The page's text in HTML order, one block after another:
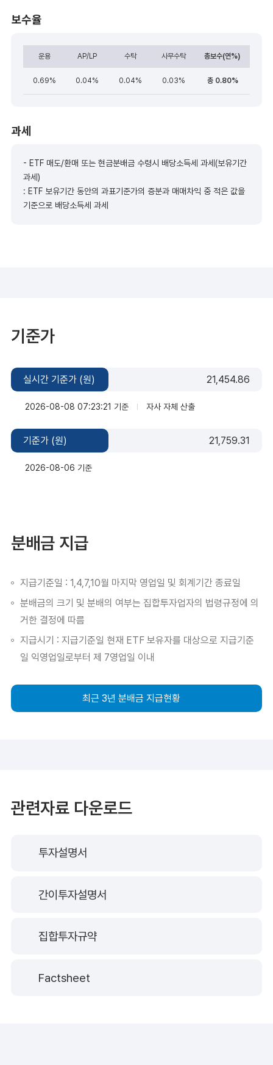
보수율
운용 AP/LP 수탁 사무수탁 총보수(연%)
0.69% 0.04% 0.04% 0.03% 총 0.80%
과세
- ETF 매도/환매 또는 현금분배금 수령시 배당소득세 과세(보유기간
과세)
: ETF 보유기간 동안의 과표기준가의 증분과 매매차익 중 적은 값을
기준으로 배당소득세 과세
기준가
실시간 기준가 (원) 21,454.86
2026-08-08 07:23:21 기준 자사 자체 산출
기준가 (원) 21,759.31
2026-08-06 기준
분배금 지급
지급기준일 : 1,4,7,10월 마지막 영업일 및 회계기간 종료일
분배금의 크기 및 분배의 여부는 집합투자업자의 법령규정에 의
거한 결정에 따름
지급시기 : 지급기준일 현재 ETF 보유자를 대상으로 지급기준
일 익영업일로부터 제 7영업일 이내
최근 3년 분배금 지급현황
관련자료 다운로드
투자설명서
간이투자설명서
집합투자규약
Factsheet